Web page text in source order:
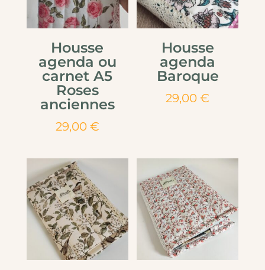
Housse
agenda ou
carnet A5
Roses
anciennes
29,00 €
Housse
agenda
Baroque
29,00€